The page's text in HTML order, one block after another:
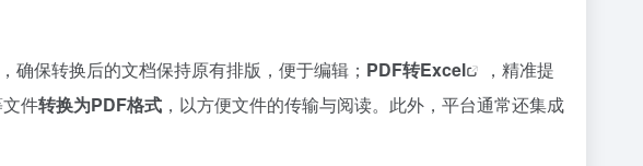
，确保转换后的文档保持原有排版，便于编辑； PDF转Excel
，精准提
件转换为PDF格式 ，以方便文件的传输与阅读。此外，平台通常还集成